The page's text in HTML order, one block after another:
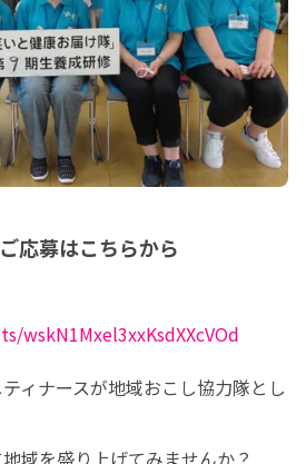
応募はこちらから
wskN1Mxel3xxKsdXXcVOd
ィナースが地域おこし協力隊とし
域を盛り上げてみませんか？